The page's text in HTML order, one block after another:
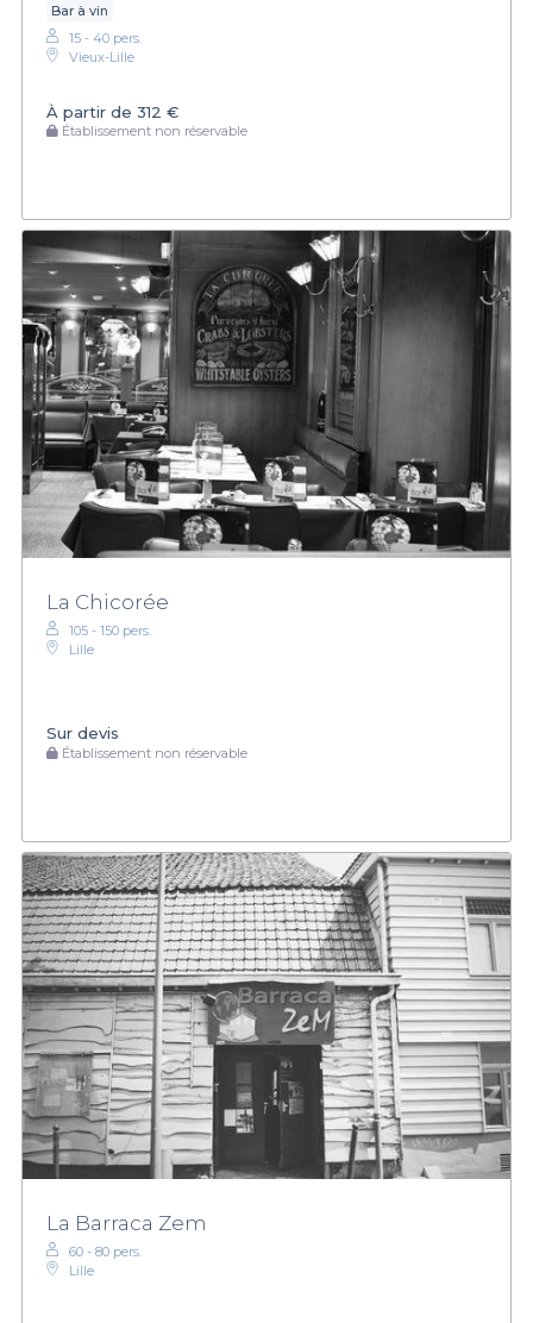
Bar à vin
15 - 40 pers.
Vieux-Lille
À partir de 312 €
Établissement non réservable
La Chicorée
105 - 150 pers.
Lille
Sur devis
Établissement non réservable
La Barraca Zem
60 - 80 pers.
Lille